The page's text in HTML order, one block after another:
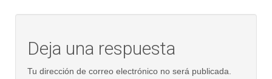
Deja una respuesta
Tu dirección de correo electrónico no será publicada.